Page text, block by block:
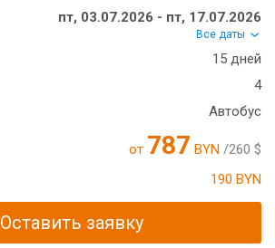
пт, 03.07.2026 - пт, 17.07.2026
Все даты
15 дней
4
Автобус
от 787 BYN /260 $
190 BYN
Оставить заявку